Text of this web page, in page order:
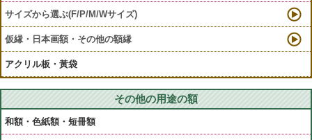
サイズから選ぶ(F/P/M/Wサイズ)
仮縁・日本画額・その他の額縁
アクリル板・黃袋
その他の用途の額
和額・色紙額・短冊額